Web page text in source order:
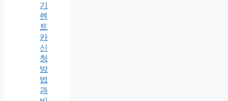
기
렌
트
카
신
청
방
법
과